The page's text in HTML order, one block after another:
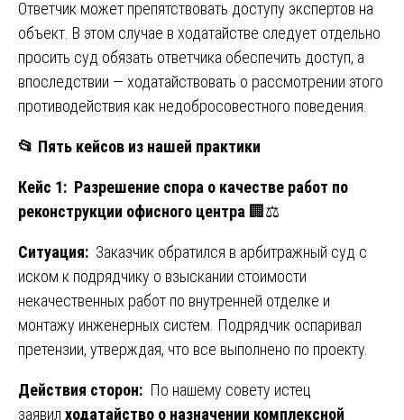
Ответчик может препятствовать доступу экспертов на
объект. В этом случае в ходатайстве следует отдельно
просить суд обязать ответчика обеспечить доступ, а
впоследствии — ходатайствовать о рассмотрении этого
противодействия как недобросовестного поведения.
📂 Пять кейсов из нашей практики
Кейс 1: Разрешение спора о качестве работ по
реконструкции офисного центра 🏢⚖️
Ситуация: Заказчик обратился в арбитражный суд с
иском к подрядчику о взыскании стоимости
некачественных работ по внутренней отделке и
монтажу инженерных систем. Подрядчик оспаривал
претензии, утверждая, что все выполнено по проекту.
Действия сторон: По нашему совету истец
заявил ходатайство о назначении комплексной